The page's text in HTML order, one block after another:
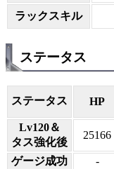
ラックスキル
ステータス
ステータス HP
Lv120＆
タス強化後
25166
ゲージ成功 -